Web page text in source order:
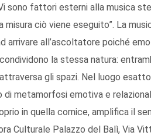
sono fattori esterni alla musica
ciò viene eseguito”. La
arrivare all’ascoltatore poiché
la stessa natura:
gli spazi. Nel luogo
metamorfosi emotiva e
in quella cornice, amplifica il
Culturale Palazzo del Balì, Via